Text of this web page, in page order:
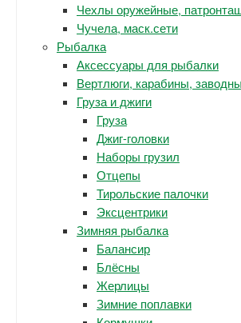
Чехлы оружейные,
Чучела, маск.сети
Рыбалка
Аксессуары для рыбалки
Вертлюги, карабины,
Груза и джиги
Груза
Джиг-головки
Наборы грузил
Отцепы
Тирольские палочки
Эксцентрики
Зимняя рыбалка
Балансир
Блёсны
Жерлицы
Зимние поплавки